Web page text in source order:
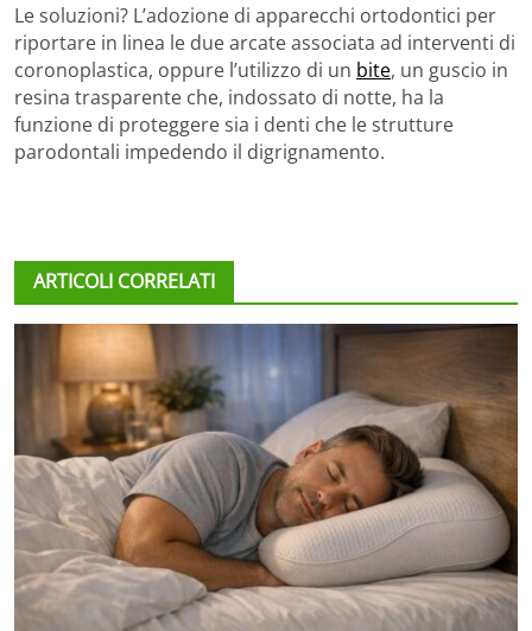
Le soluzioni? L’adozione di apparecchi ortodontici per
riportare in linea le due arcate associata ad interventi di
coronoplastica, oppure l’utilizzo di un bite, un guscio in
resina trasparente che, indossato di notte, ha la
funzione di proteggere sia i denti che le strutture
parodontali impedendo il digrignamento.
ARTICOLI CORRELATI